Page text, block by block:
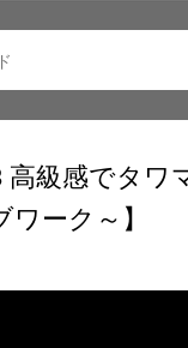
高級感でタ
ワーク～】